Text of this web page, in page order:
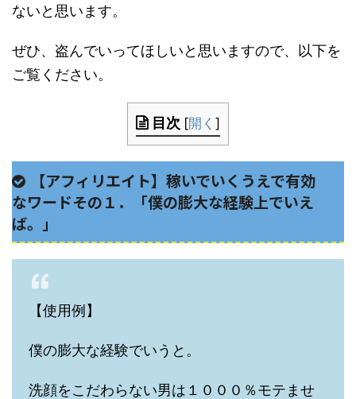
ないと思います。
ぜひ、盗んでいってほしいと思いますので、以下を
ご覧ください。
目次 [開く ]
【アフィリエイト】稼いでいくうえで有効
なワードその１．「僕の膨大な経験上でいえ
ば。」
【使用例】
僕の膨大な経験でいうと。
洗顔をこだわらない男は１０００％モテませ